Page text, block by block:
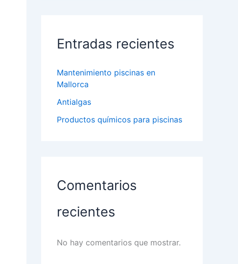
Entradas recientes
Mantenimiento piscinas en
Mallorca
Antialgas
Productos químicos para piscinas
Comentarios
recientes
No hay comentarios que mostrar.